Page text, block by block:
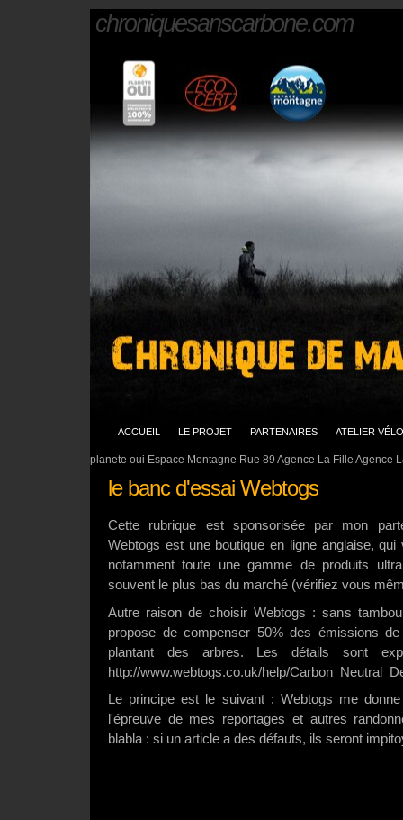
chroniquesanscarbone.com
planete oui Espace Montagne Rue 89 Agence La Fille Agence
ACCUEIL LE PROJET PARTENAIRES ATELIER VÉLO
le banc d'essai Webtogs
Cette rubrique est sponsorisée par mon
Webtogs est une boutique en ligne anglaise,
notamment toute une gamme de produits
souvent le plus bas du marché (vérifiez vous
Autre raison de choisir Webtogs : sans
propose de compenser 50% des émissions
plantant des arbres. Les détails sont
http://www.webtogs.co.uk/help/
Le principe est le suivant : Webtogs me
l'épreuve de mes reportages et autres
blabla : si un article a des défauts, ils seront